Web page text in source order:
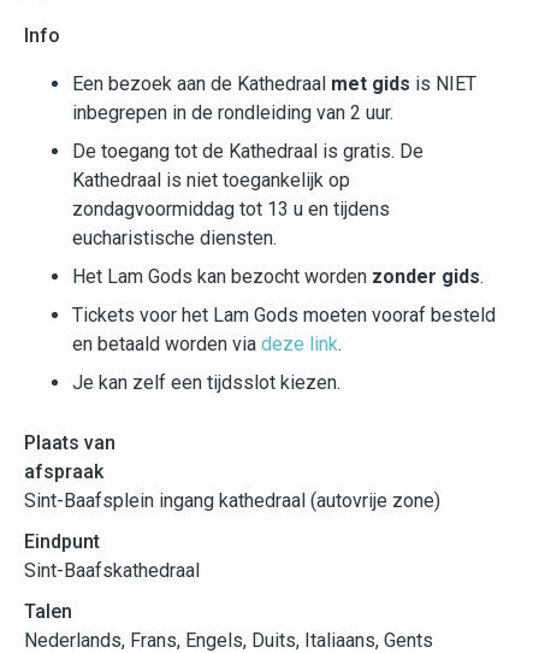
Info
Een bezoek aan de Kathedraal met gids is NIET
inbegrepen in de rondleiding van 2 uur.
De toegang tot de Kathedraal is gratis. De
Kathedraal is niet toegankelijk op
zondagvoormiddag tot 13 u en tijdens
eucharistische diensten.
Het Lam Gods kan bezocht worden zonder gids.
Tickets voor het Lam Gods moeten vooraf besteld
en betaald worden via deze link.
Je kan zelf een tijdsslot kiezen.
Plaats van
afspraak
Sint-Baafsplein ingang kathedraal (autovrije zone)
Eindpunt
Sint-Baafskathedraal
Talen
Nederlands, Frans, Engels, Duits, Italiaans, Gents